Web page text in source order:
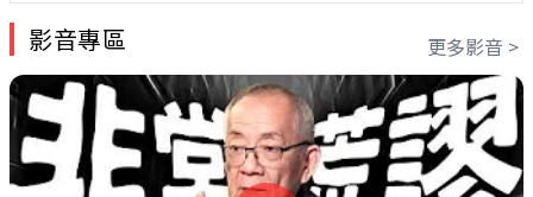
影音專區 更多影音 >